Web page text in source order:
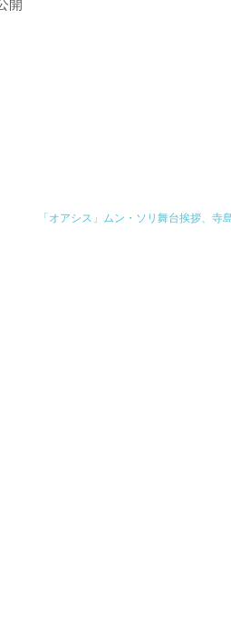
開
「オアシス」ムン・ソリ舞台挨拶、寺